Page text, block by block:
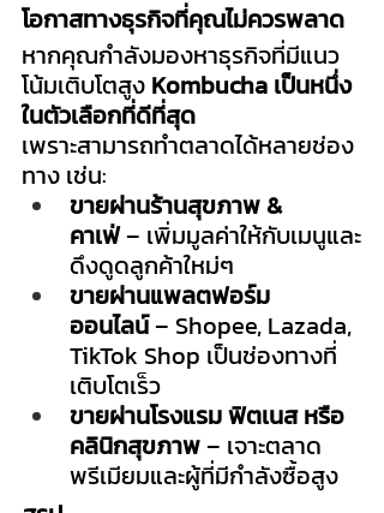
โอกาสทางธุรกิจที่คุณไม่ควรพลาด
หากคุณกำลังมองหาธุรกิจที่มีแนว
โน้มเติบโตสูง Kombucha เป็นหนึ่ง
ในตัวเลือกที่ดีที่สุด
เพราะสามารถทำตลาดได้หลายช่อง
ทาง เช่น:
ขายผ่านร้านสุขภาพ &
คาเฟ่ – เพิ่มมูลค่าให้กับเมนูและ
ดึงดูดลูกค้าใหม่ๆ
ขายผ่านแพลตฟอร์ม
ออนไลน์ – Shopee, Lazada,
TikTok Shop เป็นช่องทางที่
เติบโตเร็ว
ขายผ่านโรงแรม ฟิตเนส หรือ
คลินิกสุขภาพ – เจาะตลาด
พรีเมียมและผู้ที่มีกำลังซื้อสูง